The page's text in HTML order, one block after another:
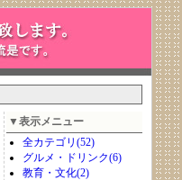
▼表示メニュー
全カテゴリ(52)
グルメ・ドリンク(6)
教育・文化(2)